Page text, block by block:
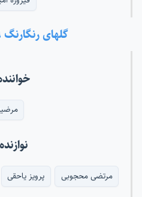
گلهای رنگارنگ ۲۰۹ - سه‌گاه
مرتضی محجوبی پرویز یاحقی